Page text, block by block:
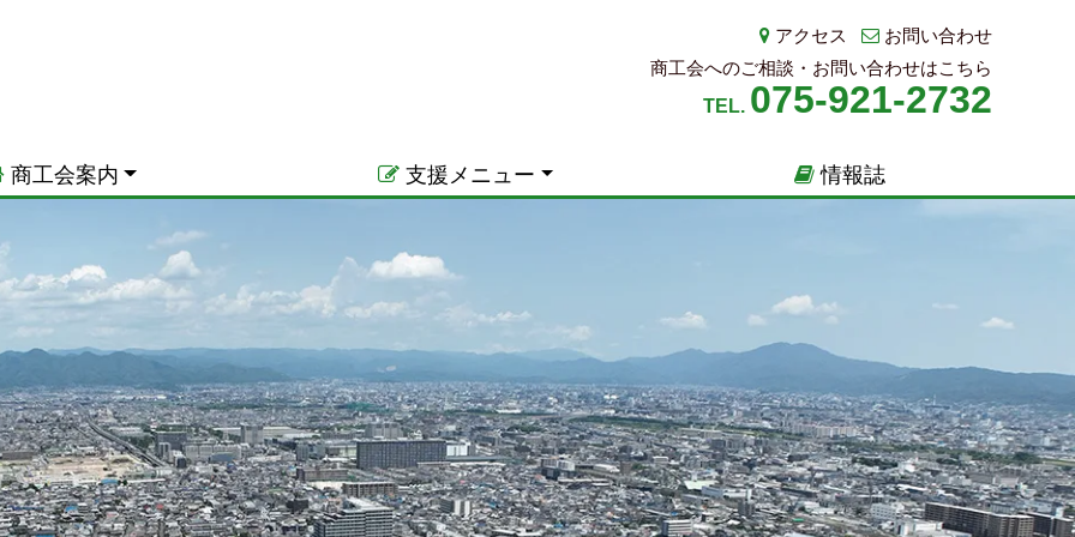
アクセス
お問い合わせ
商工会へのご相談・お問い合わせはこちら
TEL. 075-921-2732
商工会案内 支援メニュー 情報誌